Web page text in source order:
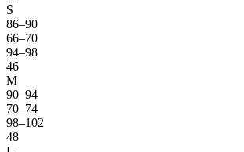
S
86–90
66–70
94–98
46
M
90–94
70–74
98–102
48